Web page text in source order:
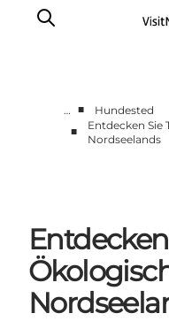
Highlights
Unterkünfte
Städte
Reiseplanung
… ■
Hundested
■
Entdecken Sie
Nordseelands